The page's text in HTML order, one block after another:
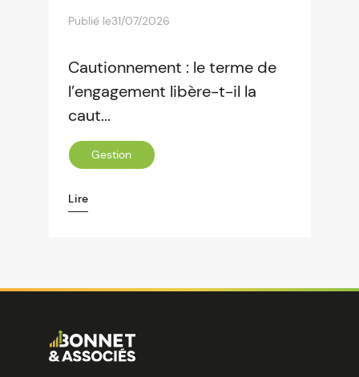
Publié le31/07/2026
Cautionnement : le terme de
l’engagement libère-t-il la
caut...
Gestion
Lire
Image